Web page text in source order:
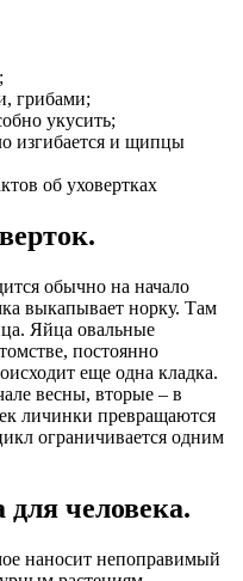
грибами;
укусить;
изгибается и щипцы
обычно на начало
выкапывает норку. Там
Яйца овальные
постоянно
еще одна кладка.
весны, вторые – в
личинки превращаются
ограничивается одним
для человека.
наносит непоправимый